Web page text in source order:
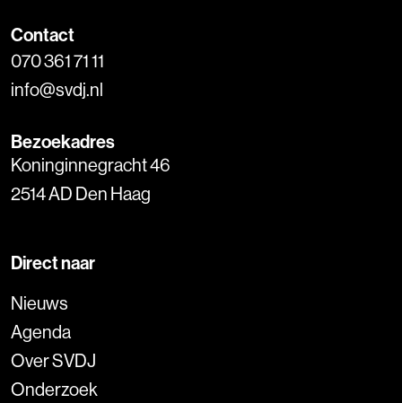
Contact
070 361 71 11
info@svdj.nl
Bezoekadres
Koninginnegracht 46
2514 AD Den Haag
Direct naar
Nieuws
Agenda
Over SVDJ
Onderzoek